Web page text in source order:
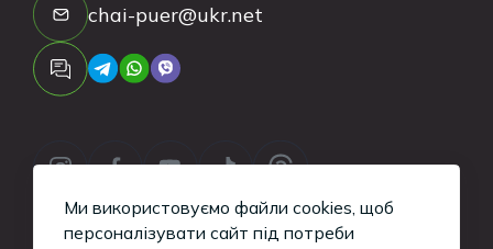
chai-puer@ukr.net
Ми використовуємо файли cookies, щоб
персоналізувати сайт під потреби